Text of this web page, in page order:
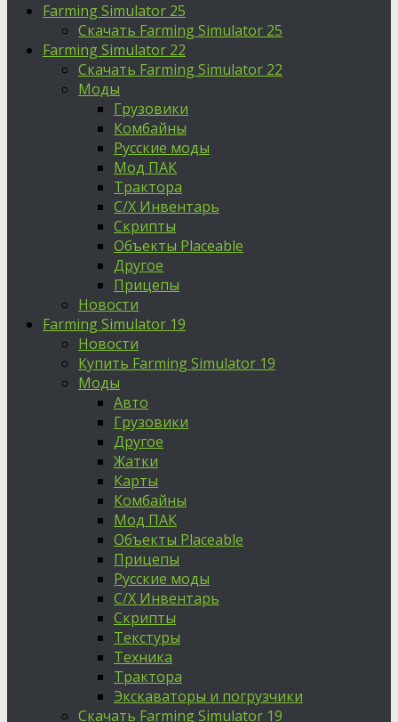
Farming Simulator 25
Скачать Farming Simulator 25
Farming Simulator 22
Скачать Farming Simulator 22
Моды
Грузовики
Комбайны
Русские моды
Мод ПАК
Трактора
С/Х Инвентарь
Скрипты
Объекты Placeable
Другое
Прицепы
Новости
Farming Simulator 19
Новости
Купить Farming Simulator 19
Моды
Авто
Грузовики
Другое
Жатки
Карты
Комбайны
Мод ПАК
Объекты Placeable
Прицепы
Русские моды
С/Х Инвентарь
Скрипты
Текстуры
Техника
Трактора
Экскаваторы и погрузчики
Скачать Farming Simulator 19